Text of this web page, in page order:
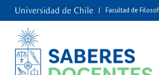
Facultad de